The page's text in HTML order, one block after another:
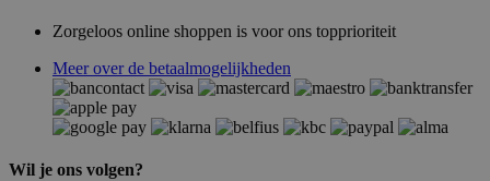
Zorgeloos online shoppen is voor ons topprioriteit
Meer over de betaalmogelijkheden
Wil je ons volgen?